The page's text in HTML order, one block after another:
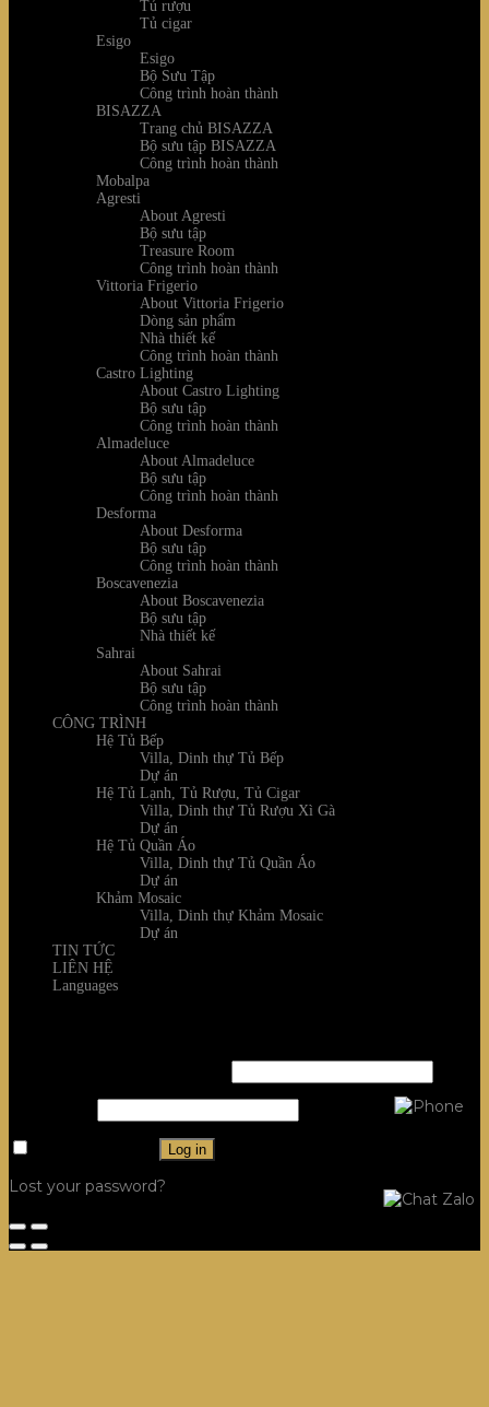
Tủ rượu
Tủ cigar
Esigo
Esigo
Bộ Sưu Tập
Công trình hoàn thành
BISAZZA
Trang chủ BISAZZA
Bộ sưu tập BISAZZA
Công trình hoàn thành
Mobalpa
Agresti
About Agresti
Bộ sưu tập
Treasure Room
Công trình hoàn thành
Vittoria Frigerio
About Vittoria Frigerio
Dòng sản phẩm
Nhà thiết kế
Công trình hoàn thành
Castro Lighting
About Castro Lighting
Bộ sưu tập
Công trình hoàn thành
Almadeluce
About Almadeluce
Bộ sưu tập
Công trình hoàn thành
Desforma
About Desforma
Bộ sưu tập
Công trình hoàn thành
Boscavenezia
About Boscavenezia
Bộ sưu tập
Nhà thiết kế
Sahrai
About Sahrai
Bộ sưu tập
Công trình hoàn thành
CÔNG TRÌNH
Hệ Tủ Bếp
Villa, Dinh thự Tủ Bếp
Dự án
Hệ Tủ Lạnh, Tủ Rượu, Tủ Cigar
Villa, Dinh thự Tủ Rượu Xì Gà
Dự án
Hệ Tủ Quần Áo
Villa, Dinh thự Tủ Quần Áo
Dự án
Khảm Mosaic
Villa, Dinh thự Khảm Mosaic
Dự án
TIN TỨC
LIÊN HỆ
Languages
Log in
Lost your password?